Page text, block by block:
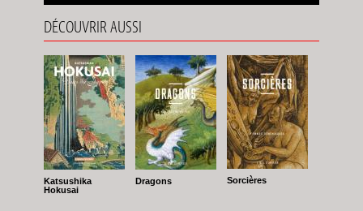
DÉCOUVRIR AUSSI
Katsushika
Hokusai
Dragons Sorcières